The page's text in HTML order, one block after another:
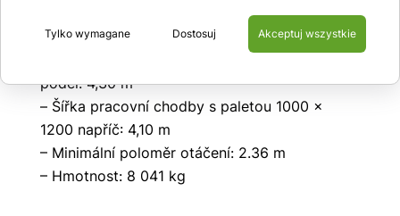
– Výška kabiny: 2.36 m
podél: 4,30 m
– Šířka pracovní chodby s paletou 1000 ×
1200 napříč: 4,10 m
– Minimální poloměr otáčení: 2.36 m
– Hmotnost: 8 041 kg
Dostosuj
Tylko wymagane Akceptuj wszystkie